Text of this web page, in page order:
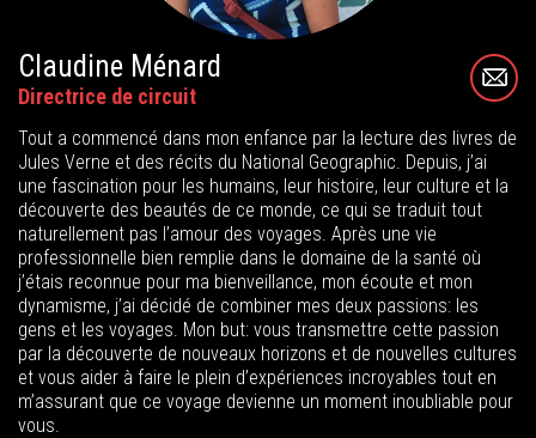
Claudine Ménard
Directrice de circuit
Tout a commencé dans mon enfance par la lecture des livres de
Jules Verne et des récits du National Geographic. Depuis, j’ai
une fascination pour les humains, leur histoire, leur culture et la
découverte des beautés de ce monde, ce qui se traduit tout
naturellement pas l’amour des voyages. Après une vie
professionnelle bien remplie dans le domaine de la santé où
j’étais reconnue pour ma bienveillance, mon écoute et mon
dynamisme, j’ai décidé de combiner mes deux passions: les
gens et les voyages. Mon but: vous transmettre cette passion
par la découverte de nouveaux horizons et de nouvelles cultures
et vous aider à faire le plein d’expériences incroyables tout en
m’assurant que ce voyage devienne un moment inoubliable pour
vous.